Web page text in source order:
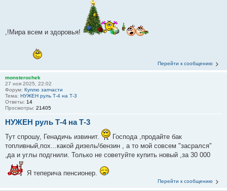
,!Мира всем и здоровья!
Перейти к сообщению
monsterochek
27 ноя 2025, 22:02
Форум: Куплю запчасти
Тема: НУЖЕН руль Т-4 на Т-3
Ответы: 14
Просмотры: 21405
НУЖЕН руль Т-4 на Т-3
Тут спрошу, Генадичь извинит.
Господа ,продайте бак
топливный,пох...какой дизель/бензин , а то мой совсем "засрался"
,да и углы подгнили. Только не советуйте купить новый ,за 30 000
Я теперича пенсионер.
Перейти к сообщению